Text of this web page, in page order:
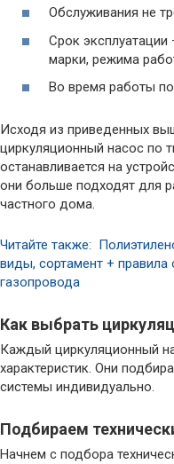
Обслуживания не
Срок
марки, режима
Во время работы
Исходя из приведенных
циркуляционный насос по
останавливается на
они больше подходят для
частного дома.
Читайте также:
виды, сортамент + правила
газопровода
Как выбрать
Каждый циркуляционный
характеристик. Они
системы индивидуально.
Подбираем
Начнем с подбора